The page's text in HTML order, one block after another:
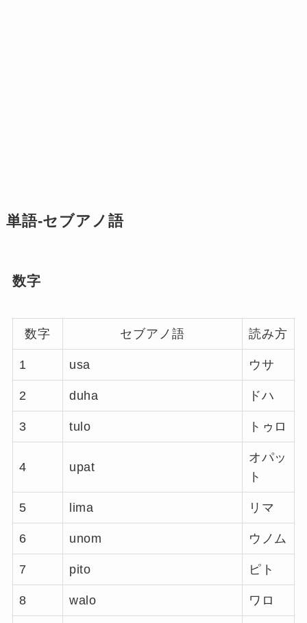
単語-セブアノ語
数字
数字 セブアノ語 読み方
1 usa ウサ
2 duha ドハ
3 tulo トゥロ
4 upat
オパッ
ト
5 lima リマ
6 unom ウノム
7 pito ピト
8 walo ワロ